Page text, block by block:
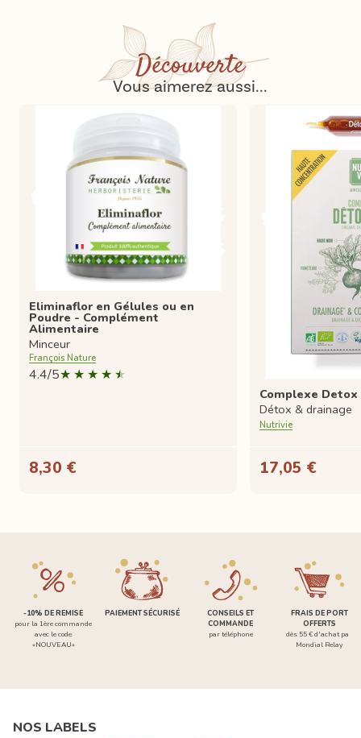
Découverte
Vous aimerez aussi...
Eliminaflor en Gélules ou en
Poudre - Complément
Alimentaire
Minceur
François Nature
4.4/5
8,30 €
Complexe
Détox & drainage
Nutrivie
17,05 €
-10% DE REMISE
pour la 1ère commande
avec le code
«NOUVEAU»
PAIEMENT SÉCURISÉ
CONSEILS ET
COMMANDE
par téléphone
FRAIS DE PORT
OFFERTS
dès 55 € d'achat par
Mondial Relay
NOS LABELS